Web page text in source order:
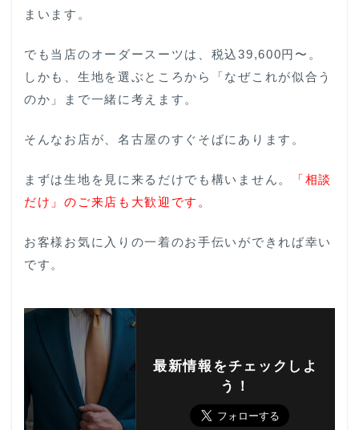
まいます。
でも当店のオーダースーツは、税込39,600円〜。
しかも、生地を選ぶところから「なぜこれが似合う
のか」まで一緒に考えます。
そんなお店が、名古屋のすぐそばにあります。
まずは生地を見に来るだけでも構いません。
「相談
だけ」のご来店も大歓迎です。
お客様お気に入りの一着のお手伝いができれば幸い
です。
最新情報をチェックしよ
う！